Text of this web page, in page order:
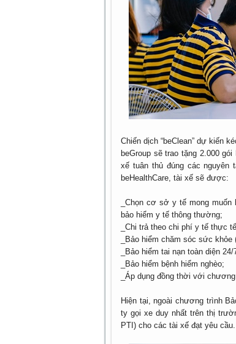
Chiến dịch “beClean” dự kiến
beGroup sẽ trao tặng 2.000
xế tuân thủ đúng các nguyên
beHealthCare, tài xế sẽ được:
_Chọn cơ sở y tế mong
bảo hiểm y tế thông thường;
_Chi trả theo chi phí y tế thực
_Bảo hiểm chăm sóc sức
_Bảo hiểm tai nạn toàn diện 24/
_Bảo hiểm bệnh hiểm nghèo;
_Áp dụng đồng thời với
Hiện tại, ngoài chương trình
ty gọi xe duy nhất trên thị
PTI) cho các tài xế đạt yêu